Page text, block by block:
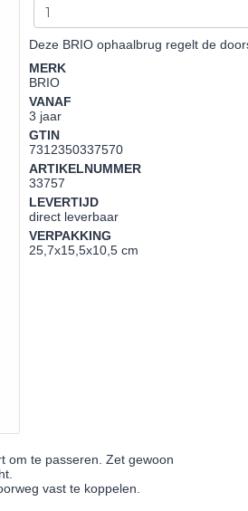
Deze BRIO ophaalbrug regelt de
MERK
BRIO
VANAF
3 jaar
GTIN
7312350337570
ARTIKELNUMMER
33757
LEVERTIJD
direct leverbaar
VERPAKKING
25,7x15,5x10,5 cm
om te passeren. Zet gewoon
vast te koppelen.